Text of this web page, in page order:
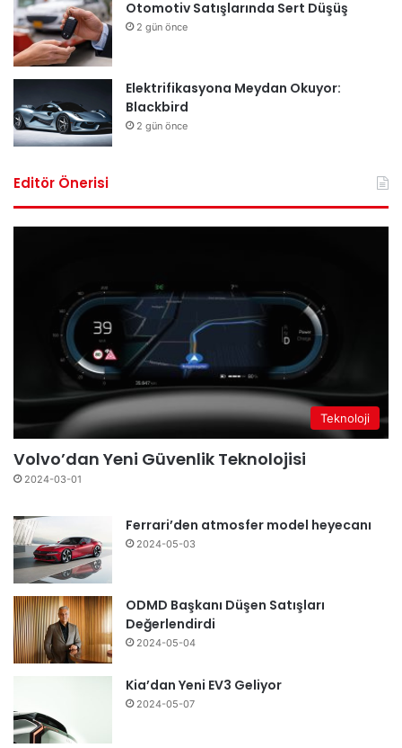
Otomotiv Satışlarında Sert Düşüş
2 gün önce
Elektrifikasyona Meydan Okuyor:
Blackbird
2 gün önce
Editör Önerisi
Teknoloji
Volvo’dan Yeni Güvenlik Teknolojisi
2024-03-01
Ferrari’den atmosfer model heyecanı
2024-05-03
ODMD Başkanı Düşen Satışları
Değerlendirdi
2024-05-04
Kia’dan Yeni EV3 Geliyor
2024-05-07